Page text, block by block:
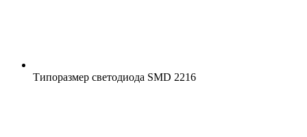
Типоразмер светодиода SMD 2216